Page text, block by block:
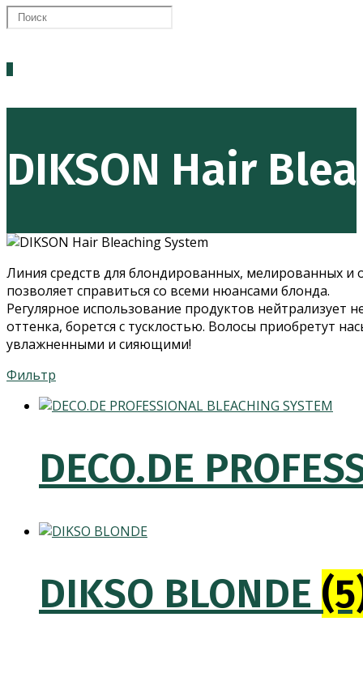
DIKSON Hair
Линия средств для блондированных, мелированных и
позволяет справиться со всеми нюансами блонда.
Регулярное использование продуктов нейтрализует
оттенка, борется с тусклостью. Волосы приобретут
увлажненными и сияющими!
Фильтр
DECO.DE
DIKSO BLONDE